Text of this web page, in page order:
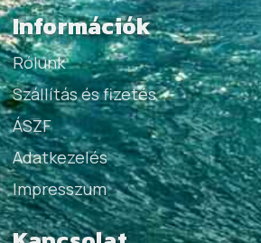
Információk
Rólunk
Szállítás és fizetés
ÁSZF
Adatkezelés
Impresszum